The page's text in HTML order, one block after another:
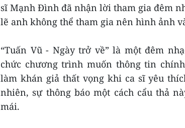
sĩ Mạnh Đình đã nhận lời tham gia đêm
lẽ anh không thể tham gia nên hình ảnh
“Tuấn Vũ - Ngày trở về” là một đêm
chức chương trình muốn thông tin
làm khán giả thất vọng khi ca sĩ yêu
nhiên, sự thông báo một cách cẩu thả
mái.